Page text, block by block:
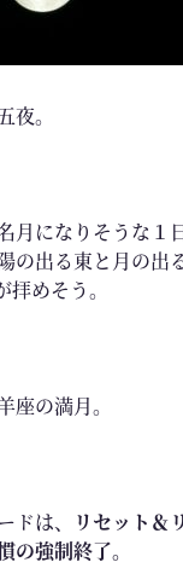
夜。
月になりそうな１
の出る東と月の出
拝めそう。
座の満月。
ドは、
リセット＆
の強制終了。